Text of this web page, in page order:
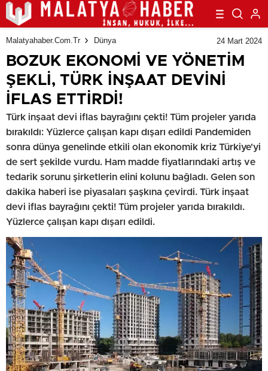
Malatyahaber.com.tr Dünya 24 Mart 2024
BOZUK EKONOMİ VE YÖNETİM
ŞEKLİ, TÜRK İNŞAAT DEVİNİ
İFLAS ETTİRDİ!
Türk inşaat devi iflas bayrağını çekti! Tüm projeler yarıda
bırakıldı: Yüzlerce çalışan kapı dışarı edildi Pandemiden
sonra dünya genelinde etkili olan ekonomik kriz Türkiye'yi
de sert şekilde vurdu. Ham madde fiyatlarındaki artış ve
tedarik sorunu şirketlerin elini kolunu bağladı. Gelen son
dakika haberi ise piyasaları şaşkına çevirdi. Türk inşaat
devi iflas bayrağını çekti! Tüm projeler yarıda bırakıldı.
Yüzlerce çalışan kapı dışarı edildi.